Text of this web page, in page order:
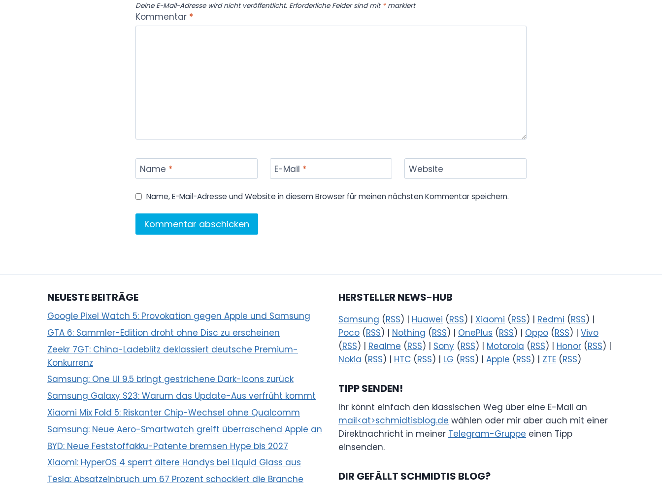
Deine E-Mail-Adresse wird nicht veröffentlicht. Erforderliche Felder sind mit *markiert
Kommentar *
Name * E-Mail * Website
Name, E-Mail-Adresse und Website in diesem Browser für meinen nächsten Kommentar speichern.
NEUESTE BEITRÄGE
Google Pixel Watch 5: Provokation gegen Apple und Samsung
GTA 6: Sammler-Edition droht ohne Disc zu erscheinen
Zeekr 7GT: China-Ladeblitz deklassiert deutsche Premium-
Konkurrenz
Samsung: One UI 9.5 bringt gestrichene Dark-Icons zurück
Samsung Galaxy S23: Warum das Update-Aus verfrüht kommt
Xiaomi Mix Fold 5: Riskanter Chip-Wechsel ohne Qualcomm
Samsung: Neue Aero-Smartwatch greift überraschend Apple an
BYD: Neue Feststoffakku-Patente bremsen Hype bis 2027
Xiaomi: HyperOS 4 sperrt ältere Handys bei Liquid Glass aus
Tesla: Absatzeinbruch um 67 Prozent schockiert die Branche
HERSTELLER NEWS-HUB
Samsung (RSS) | Huawei (RSS) | Xiaomi (RSS) | Redmi (RSS) |
Poco (RSS) | Nothing (RSS) | OnePlus (RSS) | Oppo (RSS) | Vivo
(RSS) | Realme (RSS) | Sony (RSS) | Motorola (RSS) | Honor (RSS) |
Nokia (RSS) | HTC (RSS) | LG (RSS) | Apple (RSS) | ZTE (RSS)
TIPP SENDEN!
Ihr könnt einfach den klassischen Weg über eine E-Mail an
mail<at>schmidtisblog.de wählen oder mir aber auch mit einer
Direktnachricht in meiner Telegram-Gruppe einen Tipp
einsenden.
DIR GEFÄLLT SCHMIDTIS BLOG?